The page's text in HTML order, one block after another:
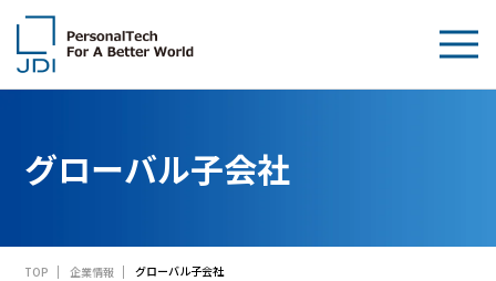
製品・技術
グローバル子会社
TOP 企業情報 グローバル子会社